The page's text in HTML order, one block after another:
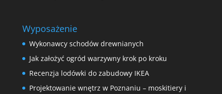
Wyposażenie
Wykonawcy schodów drewnianych
Jak założyć ogród warzywny krok po kroku
Recenzja lodówki do zabudowy IKEA
Projektowanie wnętrz w Poznaniu – moskitiery i